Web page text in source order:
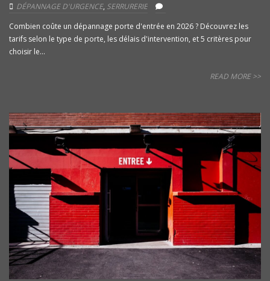
DÉPANNAGE D'URGENCE, SERRURERIE
Combien coûte un dépannage porte d'entrée en 2026 ? Découvrez les
tarifs selon le type de porte, les délais d'intervention, et 5 critères pour
choisir le...
READ MORE >>